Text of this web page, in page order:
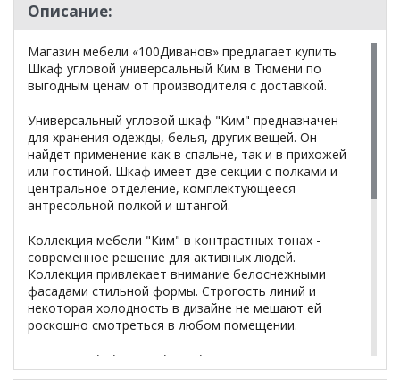
Описание:
Магазин мебели «100Диванов» предлагает купить
Шкаф угловой универсальный Ким в Тюмени по
выгодным ценам от производителя с доставкой.
Универсальный угловой шкаф "Ким" предназначен
для хранения одежды, белья, других вещей. Он
найдет применение как в спальне, так и в прихожей
или гостиной. Шкаф имеет две секции с полками и
центральное отделение, комплектующееся
антресольной полкой и штангой.
Коллекция мебели "Ким" в контрастных тонах -
современное решение для активных людей.
Коллекция привлекает внимание белоснежными
фасадами стильной формы. Строгость линий и
некоторая холодность в дизайне не мешают ей
роскошно смотреться в любом помещении.
Размер: (Ш*В*Г) 1100*2236*1100 мм